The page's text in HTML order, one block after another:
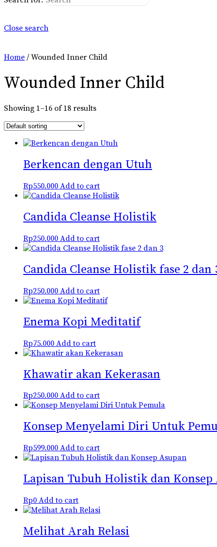
Close search
Home / Wounded Inner Child
Wounded Inner Child
Showing 1–16 of 18 results
Berkencan dengan Utuh
Rp550.000 Add to cart
Candida Cleanse Holistik
Rp250.000 Add to cart
Candida Cleanse Holistik fase 2 dan
Rp250.000 Add to cart
Enema Kopi Meditatif
Rp75.000 Add to cart
Khawatir akan Kekerasan
Rp250.000 Add to cart
Konsep Menyelami Diri Untuk
Rp599.000 Add to cart
Lapisan Tubuh Holistik dan Konsep
Rp0 Add to cart
Melihat Arah Relasi